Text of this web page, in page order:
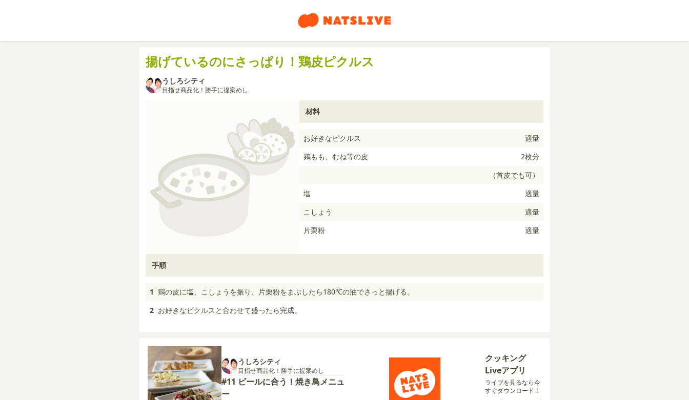
揚げているのにさっぱり！鶏皮ピクルス
うしろシティ
目指せ商品化！勝手に提案めし
材料
お好きなピクルス
適量
鶏もも、むね等の皮
2枚分
（首皮でも可）
塩
適量
こしょう
適量
片栗粉
適量
手順
1 鶏の皮に塩、こしょうを振り、片栗粉をまぶしたら180℃の油でさっと揚げる。
2 お好きなピクルスと合わせて盛ったら完成。
うしろシティ
目指せ商品化！勝手に提案めし
#11 ビールに合う！焼き鳥メニュ
ー
クッキング
Liveアプリ
ライブを見るなら今
すぐダウンロード！